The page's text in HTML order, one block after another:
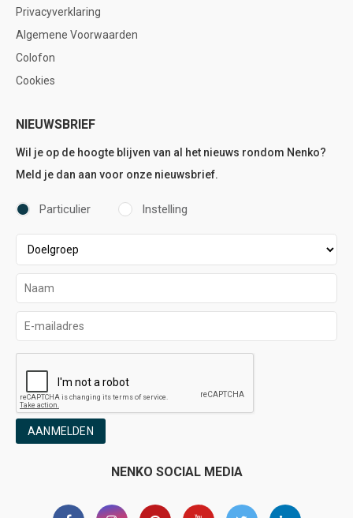
Privacyverklaring
Algemene Voorwaarden
Colofon
Cookies
NIEUWSBRIEF
Wil je op de hoogte blijven van al het nieuws rondom Nenko?
Meld je dan aan voor onze nieuwsbrief.
Particulier Instelling
AANMELDEN
NENKO SOCIAL MEDIA